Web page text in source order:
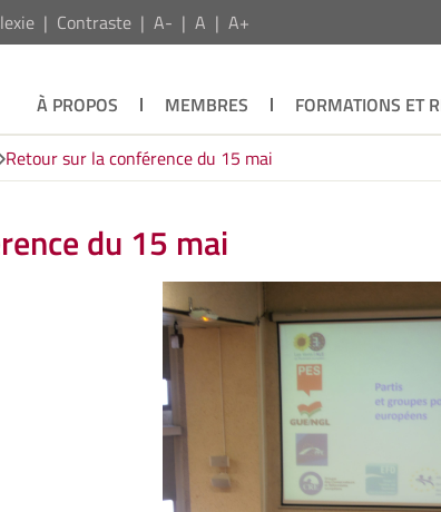
Contraste A- A A+
À PROPOS MEMBRES FORMATIONS ET
Retour sur la conférence du 15 mai
du 15 mai